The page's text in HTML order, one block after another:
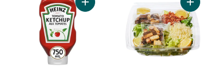
Ajouter Ketchup aux tomates au panier
Ajouter